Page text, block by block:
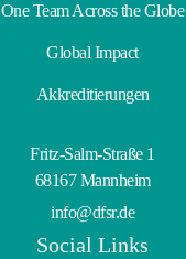
One Team Across the Globe
Global Impact
Akkreditierungen
Fritz-Salm-Straße 1
68167 Mannheim
info@dfsr.de
Social Links